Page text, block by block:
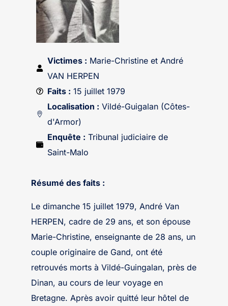
Victimes : Marie-Christine et André
VAN HERPEN
Faits : 15 juillet 1979
Localisation : Vildé-Guigalan (Côtes-
d'Armor)
Enquête : Tribunal judiciaire de
Saint-Malo
Résumé des faits :
Le dimanche 15 juillet 1979, André Van
HERPEN, cadre de 29 ans, et son épouse
Marie-Christine, enseignante de 28 ans, un
couple originaire de Gand, ont été
retrouvés morts à Vildé-Guingalan, près de
Dinan, au cours de leur voyage en
Bretagne. Après avoir quitté leur hôtel de